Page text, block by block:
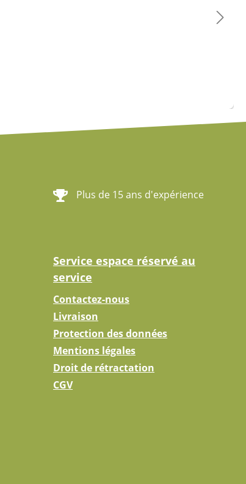
Plus de 15 ans d'expérience
Service espace réservé au
service
Contactez-nous
Livraison
Protection des données
Mentions légales
Droit de rétractation
CGV